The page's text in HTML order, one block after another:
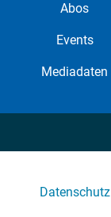
Abos
Events
Mediadaten
Datenschutz